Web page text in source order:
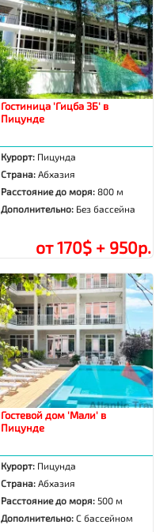
Гостиница 'Гицба 3Б' в
Пицунде
Курорт: Пицунда
Страна: Абхазия
Расстояние до моря:800 м
Дополнительно: Без бассейна
от 170$ + 950р.
Гостевой дом 'Мали' в
Пицунде
Курорт: Пицунда
Страна: Абхазия
Расстояние до моря: 500 м
Дополнительно:С бассейном